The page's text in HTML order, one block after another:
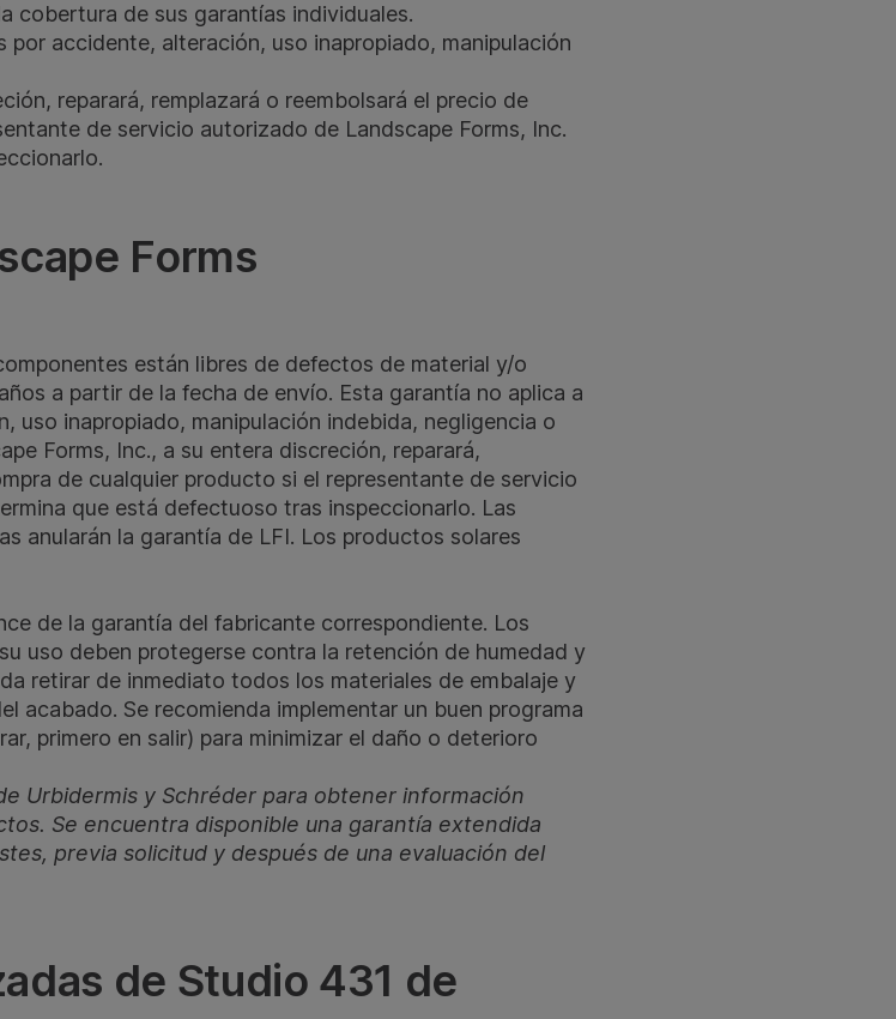
cobertura de sus garantías individuales.
por accidente, alteración, uso inapropiado, manipulación
reparará, remplazará o reembolsará el precio de
de servicio autorizado de Landscape Forms, Inc.
Forms
están libres de defectos de material y/o
a partir de la fecha de envío. Esta garantía no aplica a
uso inapropiado, manipulación indebida, negligencia o
Forms, Inc., a su entera discreción, reparará,
de cualquier producto si el representante de servicio
que está defectuoso tras inspeccionarlo. Las
anularán la garantía de LFI. Los productos solares
de la garantía del fabricante correspondiente. Los
uso deben protegerse contra la retención de humedad y
retirar de inmediato todos los materiales de embalaje y
acabado. Se recomienda implementar un buen programa
primero en salir) para minimizar el daño o deterioro
Urbidermis y Schréder para obtener información
Se encuentra disponible una garantía extendida
previa solicitud y después de una evaluación del
de Studio 431 de